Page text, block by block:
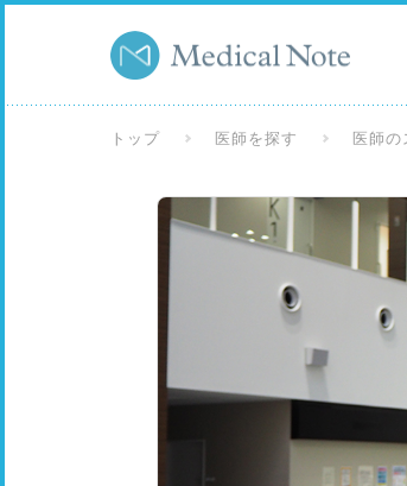
トップ 医師を探す 医師の